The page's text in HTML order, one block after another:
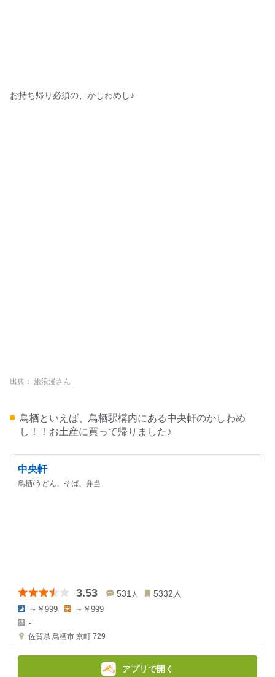
お持ち帰り必須の、かしわめし♪
出典： 旅浪漫さん
鳥栖といえば、鳥栖駅構内にある中央軒のかしわめ
し！！お土産に買って帰りました♪
中央軒
鳥栖/うどん、そば、弁当
3.53 531 人 5332 人
夜
の
金
～￥999
金
額
～￥999
-
佐賀県 鳥栖市 京町 729
アプリで開く